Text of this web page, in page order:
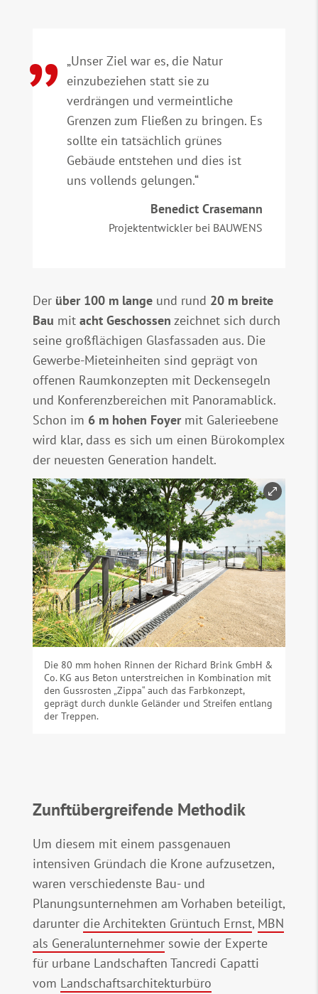
„Unser Ziel war es, die Natur
einzubeziehen statt sie zu
verdrängen und vermeintliche
Grenzen zum Fließen zu bringen. Es
sollte ein tatsächlich grünes
Gebäude entstehen und dies ist
uns vollends gelungen.“
Benedict Crasemann
Projektentwickler bei BAUWENS
Der über 100 m lange und rund 20 m breite
Bau mit acht Geschossen zeichnet sich durch
seine großflächigen Glasfassaden aus. Die
Gewerbe-Mieteinheiten sind geprägt von
offenen Raumkonzepten mit Deckensegeln
und Konferenzbereichen mit Panoramablick.
Schon im 6 m hohen Foyermit Galerieebene
wird klar, dass es sich um einen Bürokomplex
der neuesten Generation handelt.
Die 80 mm hohen Rinnen der Richard Brink GmbH &
Co. KG aus Beton unterstreichen in Kombination mit
den Gussrosten „Zippa“ auch das Farbkonzept,
geprägt durch dunkle Geländer und Streifen entlang
der Treppen.
Zunftübergreifende Methodik
Um diesem mit einem passgenauen
intensiven Gründach die Krone aufzusetzen,
waren verschiedenste Bau- und
Planungsunternehmen am Vorhaben beteiligt,
darunter die Architekten Grüntuch Ernst, MBN
als Generalunternehmer sowie der Experte
für urbane Landschaften Tancredi Capatti
vom Landschaftsarchitekturbüro